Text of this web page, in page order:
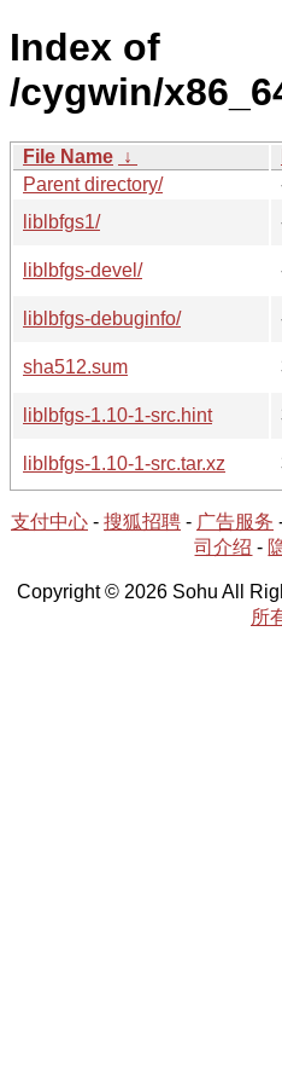
Index of
/cygwin/
File Name ↓
Parent directory/
liblbfgs1/
liblbfgs-devel/
liblbfgs-debuginfo/
sha512.sum
liblbfgs-1.10-1-src.hint
liblbfgs-1.10-1-src.tar.xz
支付中心 - 搜狐招聘 - 广告服务
司介绍 -
Copyright © 2026 Sohu All
所